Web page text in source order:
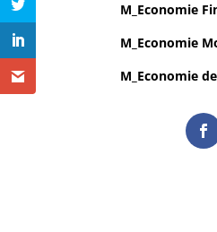
M _Economie
M Economie
M_Economie